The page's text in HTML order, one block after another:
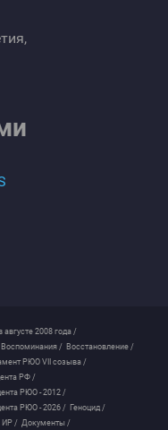
августе 2008 года /
Воспоминания / Восстановление /
РЮО VII созыва /
РФ /
РЮО - 2012 /
РЮО - 2026 / Геноцид /
ИР / Документы /